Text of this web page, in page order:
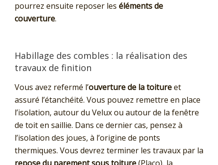
pourrez ensuite reposer les éléments de
couverture.
Habillage des combles : la réalisation des
travaux de finition
Vous avez refermé l’ouverture de la toitureet
assuré l’étanchéité. Vous pouvez remettre en place
l’isolation, autour du Velux ou autour de la fenêtre
de toit en saillie. Dans ce dernier cas, pensez à
l’isolation des joues, à l’origine de ponts
thermiques. Vous devrez terminer les travaux par la